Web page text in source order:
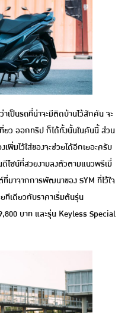
เป็นรถที่น่าจะมีติดบ้านไว้สักคัน จะ
ยว ออกทริป ก็ได้ทั้งนั้นในคันนี้ ส่วน
พิ่มไว้ใส่ของจะช่วยได้อีกเยอะครับ
ไซน์ที่สวยงามลงตัวตามแนวพรีเมี่
าจากการพัฒนาของ SYM ที่ไว้ใจ
ทีเดียวกับราคาเริ่มต้นรุ่น
บาท และรุ่น Keyless Special